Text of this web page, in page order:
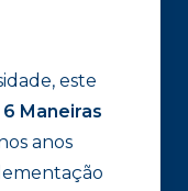
este
6 Maneiras
anos